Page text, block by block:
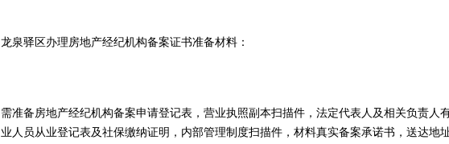
龙泉驿区办理房地产经纪机构备案证书准备材料：
需准备房地产经纪机构备案申请登记表，营业执照副本扫描件，法定代表人及相关负责人
业人员从业登记表及社保缴纳证明，内部管理制度扫描件，材料真实备案承诺书，送达地